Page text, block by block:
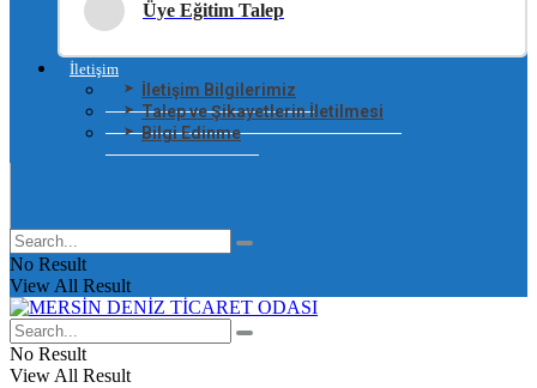
Üye Eğitim Talep
İletişim
İletişim Bilgilerimiz
Talep ve Şikayetlerin İletilmesi
Bilgi Edinme
No Result
View All Result
No Result
View All Result